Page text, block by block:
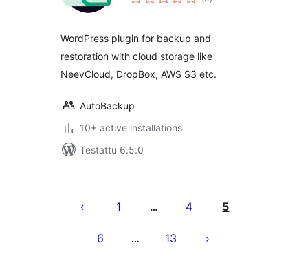
WordPress plugin for backup and
restoration with cloud storage like
NeevCloud, DropBox, AWS S3 etc.
AutoBackup
10+ active installations
Testattu 6.5.0
sivutus1 … 4 5
6 … 13